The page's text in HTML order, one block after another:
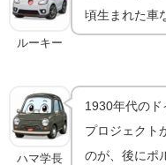
ルーキー
頃生まれた車
ハマ学長
1930年代のド
プロジェクト
のが、後にポ